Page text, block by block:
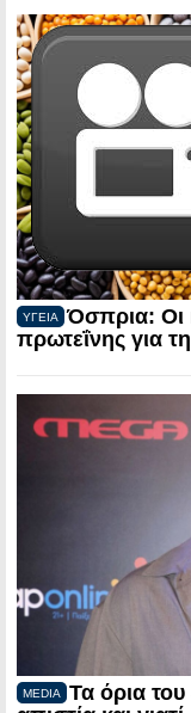
ΥΓΕΙΑ
Όσπρια: Οι
πρωτεΐνης για
MEDIA
Τα όρια του